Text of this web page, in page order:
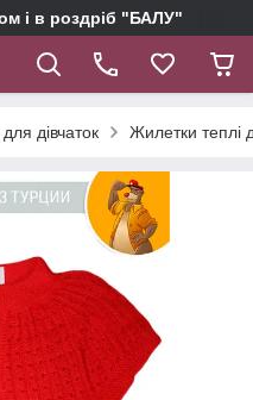
і в роздріб "БАЛУ"
дівчаток Жилетки теплі